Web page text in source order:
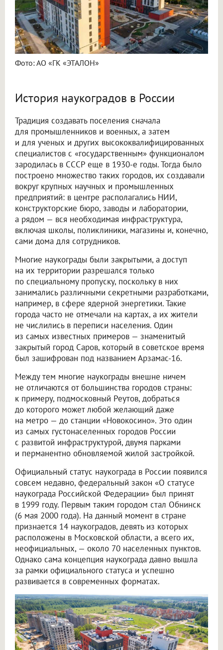
Фото: АО «ГК «ЭТАЛОН»
История наукоградов в России
Традиция создавать поселения сначала
для промышленников и военных, а затем
и для ученых и других высококвалифицированных
специалистов с «государственным» функционалом
зародилась в СССР еще в 1930-е годы. Тогда было
построено множество таких городов, их создавали
вокруг крупных научных и промышленных
предприятий: в центре располагались НИИ,
конструкторские бюро, заводы и лаборатории,
а рядом — вся необходимая инфраструктура,
включая школы, поликлиники, магазины и, конечно,
сами дома для сотрудников.
Многие наукограды были закрытыми, а доступ
на их территории разрешался только
по специальному пропуску, поскольку в них
занимались различными секретными разработками,
например, в сфере ядерной энергетики. Такие
города часто не отмечали на картах, а их жители
не числились в переписи населения. Один
из самых известных примеров — знаменитый
закрытый город Саров, который в советское время
был зашифрован под названием Арзамас-16.
Между тем многие наукограды внешне ничем
не отличаются от большинства городов страны:
к примеру, подмосковный Реутов, добраться
до которого может любой желающий даже
на метро — до станции «Новокосино». Это один
из самых густонаселенных городов России
с развитой инфраструктурой, двумя парками
и перманентно обновляемой жилой застройкой.
Официальный статус наукограда в России появился
совсем недавно, федеральный закон «О статусе
наукограда Российской Федерации» был принят
в 1999 году. Первым таким городом стал Обнинск
(6 мая 2000 года). На данный момент в стране
признается 14 наукоградов, девять из которых
расположены в Московской области, а всего их,
неофициальных, — около 70 населенных пунктов.
Однако сама концепция наукограда давно вышла
за рамки официального статуса и успешно
развивается в современных форматах.